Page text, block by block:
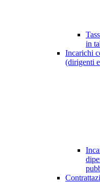
in
Incarichi
(dirigenti